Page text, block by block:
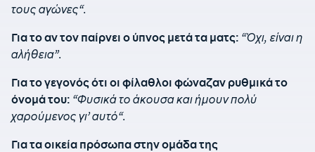
τους αγώνες“.
Για το αν τον παίρνει ο ύπνος μετά τα ματς: “Όχι, είναι η
αλήθεια”.
Για το γεγονός ότι οι φίλαθλοι φώναζαν ρυθμικά το
όνομά του: “Φυσικά το άκουσα και ήμουν πολύ
χαρούμενος γι’ αυτό“.
Για τα οικεία πρόσωπα στην ομάδα της